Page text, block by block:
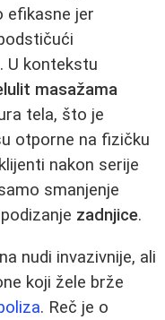
efikasne jer
U kontekstu
masažama
tela, što je
otporne na fizičku
nakon serije
smanjenje
zadnjice.
nudi invazivnije, ali
koji žele brže
. Reč je o